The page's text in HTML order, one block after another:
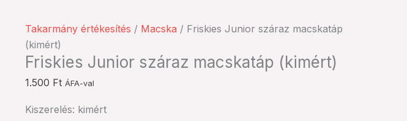
Takarmány értékesítés / Macska / Friskies Junior száraz macskatáp
(kimért)
Friskies Junior száraz macskatáp (kimért)
1.500 Ft ÁFA-val
Kiszerelés: kimért
Friskies
Junior
száraz
macskatáp
mennyiség